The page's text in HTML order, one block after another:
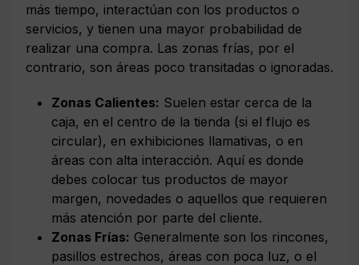
más tiempo, interactúan con los productos o
servicios, y tienen una mayor probabilidad de
realizar una compra. Las zonas frías, por el
contrario, son áreas poco transitadas o ignoradas.
Zonas Calientes: Suelen estar cerca de la
caja, en el centro de la tienda (si el flujo es
circular), en exhibiciones llamativas, o en
áreas con alta interacción. Aquí es donde
debes colocar tus productos de mayor
margen, novedades o aquellos que requieren
más atención por parte del cliente.
Zonas Frías: Generalmente son los rincones,
pasillos estrechos, áreas con poca luz, o el